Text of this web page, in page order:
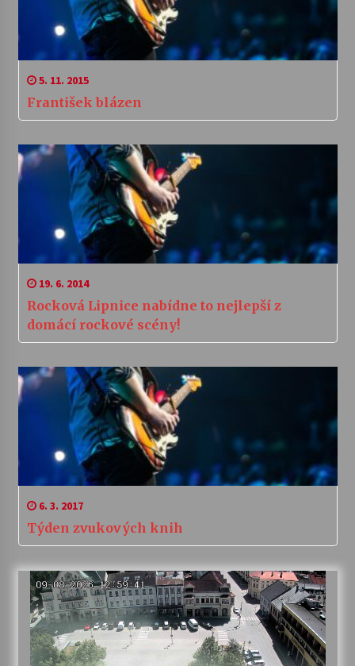
5. 11. 2015
František blázen
19. 6. 2014
Rocková Lipnice nabídne to nejlepší z
domácí rockové scény!
6. 3. 2017
Týden zvukových knih